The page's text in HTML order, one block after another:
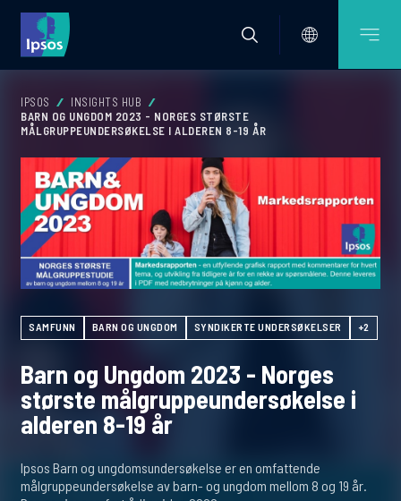
IPSOS
INSIGHTS HUB
BARN OG UNGDOM 2023 - NORGES STØRSTE
MÅLGRUPPEUNDERSØKELSE I ALDEREN 8-19 ÅR
SAMFUNN BARN OG UNGDOM SYNDIKERTE UNDERSØKELSER +2
Barn og Ungdom 2023 - Norges
største målgruppeundersøkelse i
alderen 8-19 år
Ipsos Barn og ungdomsundersøkelse er en omfattende
målgruppeundersøkelse av barn- og ungdom mellom 8 og 19 år.